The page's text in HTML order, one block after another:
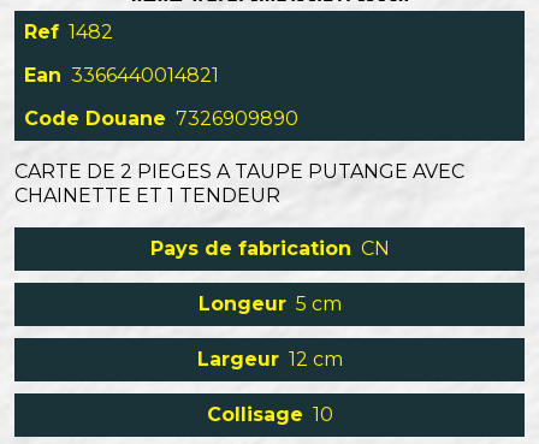
Ref 1482
Ean 3366440014821
Code Douane 7326909890
CARTE DE 2 PIEGES A TAUPE PUTANGE AVEC
CHAINETTE ET 1 TENDEUR
Pays de fabrication CN
Longeur 5 cm
Largeur 12 cm
Collisage 10